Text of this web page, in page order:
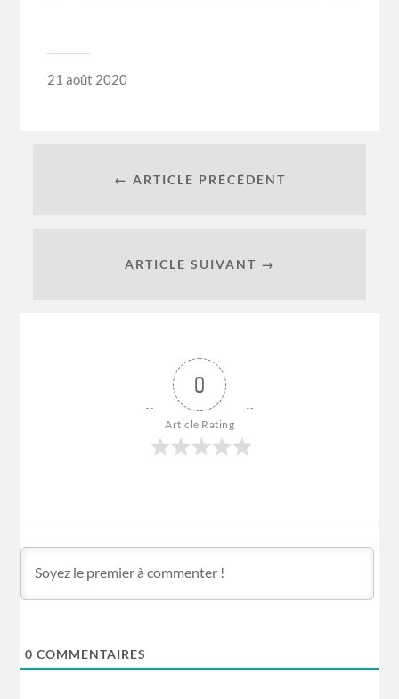
21 août 2020
← ARTICLE PRÉCÉDENT
ARTICLE SUIVANT →
0
Article Rating
0 COMMENTAIRES